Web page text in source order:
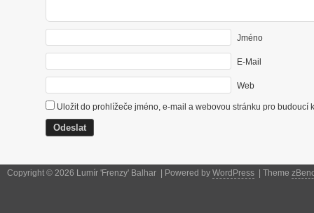
Jméno
E-Mail
Web
Uložit do prohlížeče jméno, e-mail a webovou stránku pro budoucí
Copyright © 2026 Lumír 'Frenzy' Balhar | Powered by WordPress | Theme